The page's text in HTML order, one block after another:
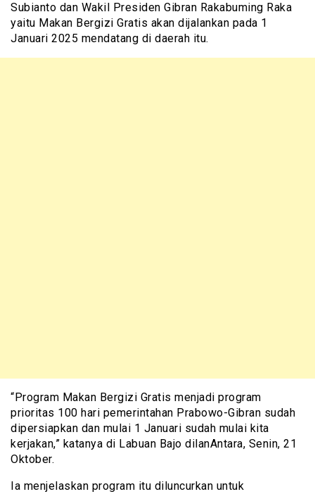
Subianto dan Wakil Presiden Gibran Rakabuming Raka
yaitu Makan Bergizi Gratis akan dijalankan pada 1
Januari 2025 mendatang di daerah itu.
“Program Makan Bergizi Gratis menjadi program
prioritas 100 hari pemerintahan Prabowo-Gibran sudah
dipersiapkan dan mulai 1 Januari sudah mulai kita
kerjakan,” katanya di Labuan Bajo dilanAntara, Senin, 21
Oktober.
Ia menjelaskan program itu diluncurkan untuk